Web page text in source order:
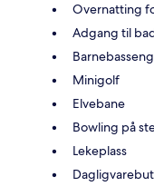
Overnatting
Adgang til
Barnebasseng
Minigolf
Elvebane
Bowling på
Lekeplass